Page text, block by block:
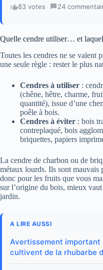
83 votes · 24
Quelle cendre utiliser… et
Toutes les cendres ne se valent
une seule règle : rester le plus
Cendres à utiliser :
(chêne, hêtre, charme,
quantité), issue d’une
poêle à bois.
Cendres à éviter : bois
contreplaqué, bois
briquettes, papiers
La cendre de charbon ou de
métaux lourds. Ils sont
donc pour les fruits que vous
sur l’origine du bois, mieux
jardin.
A LIRE AUSSI
Avertissement important
cultivent de la rhubarbe